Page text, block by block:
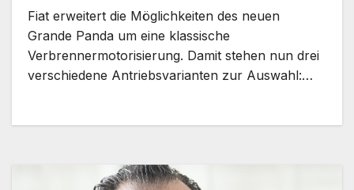
Fiat erweitert die Möglichkeiten des neuen
Grande Panda um eine klassische
Verbrennermotorisierung. Damit stehen nun drei
verschiedene Antriebsvarianten zur Auswahl:…